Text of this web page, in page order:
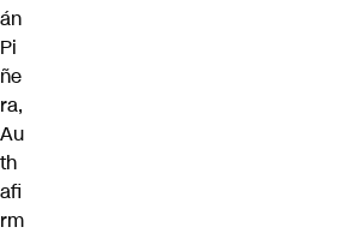
án
Pi
ñe
ra,
Au
th
afi
rm